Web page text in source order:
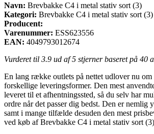
Navn: Brevbakke C4 i metal stativ sort (3)
Kategori: Brevbakke C4 i metal stativ sort (3)
Producent:
Varenummer: ESS623556
EAN: 4049793012674
Vurderet til 3.9 ud af 5 stjerner baseret på 40
En lang række outlets på nettet udlover nu om
forskellige leveringsformer. Den mest
leveret til et afhentningssted, så du selv har
ordre når det passer dig bedst. Den er nemlig
samt i mange tilfælde desuden den mest
ved køb af Brevbakke C4 i metal stativ sort